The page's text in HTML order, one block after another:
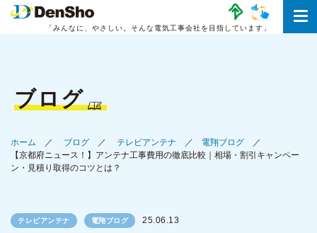
「みんなに、やさしい。 そんな電気工事会社を目指しています」
ブログ
ホーム ブログ テレビアンテナ
電翔ブログ
【京都府ニュース！】アンテナ工事費用の徹底比較｜相場・割引キャンペー
ン・見積り取得のコツとは？
テレビアンテナ 電翔ブログ 25.06.13